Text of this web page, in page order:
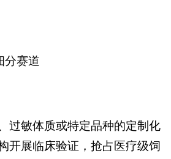
分赛道
过敏体质或特定品种的定制化
开展临床验证，抢占医疗级饲